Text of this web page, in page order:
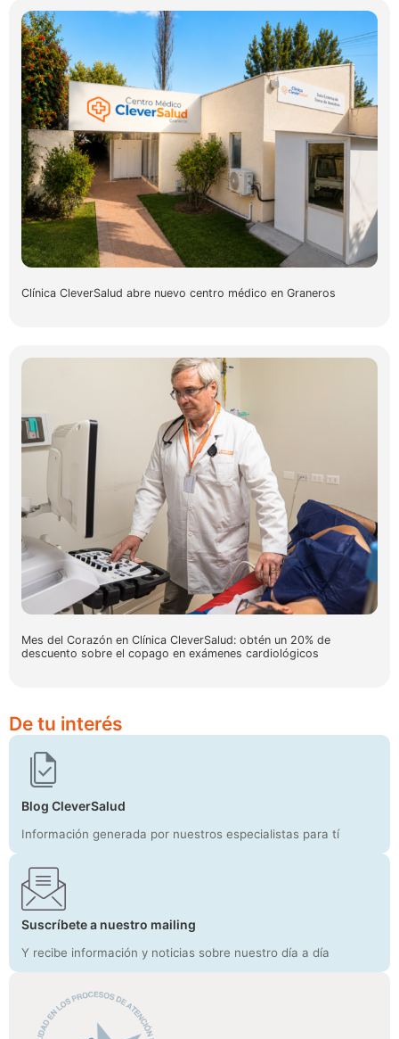
Clínica CleverSalud abre nuevo centro médico en Graneros
Mes del Corazón en Clínica CleverSalud: obtén un 20% de
descuento sobre el copago en exámenes cardiológicos
De tu interés
Blog CleverSalud
Información generada por nuestros especialistas para tí
Suscríbete a nuestro mailing
Y recibe información y noticias sobre nuestro día a día